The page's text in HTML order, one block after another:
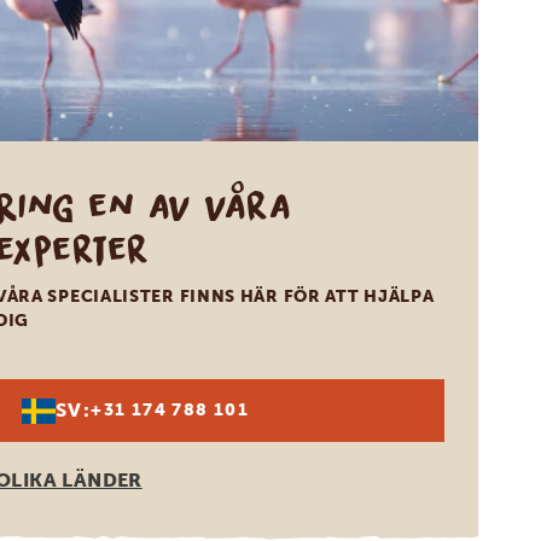
en av våra
SPECIALISTER FINNS HÄR FÖR ATT HJÄLPA
SV:+31 174 788 101
LÄNDER